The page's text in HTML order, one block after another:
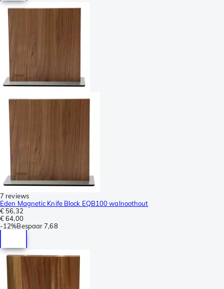
7 reviews
Eden Magnetic Knife Block EQB100 walnoothout
€ 56,32
€ 64,00
-12%Bespaar 7,68